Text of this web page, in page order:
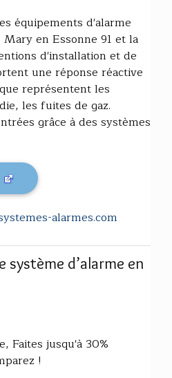
équipements d'alarme
en Essonne 91 et la
d'installation et de
une réponse réactive
représentent les
les fuites de gaz.
grâce à des systèmes
alarmes.com
système d’alarme en
Faites jusqu'à 30%
!